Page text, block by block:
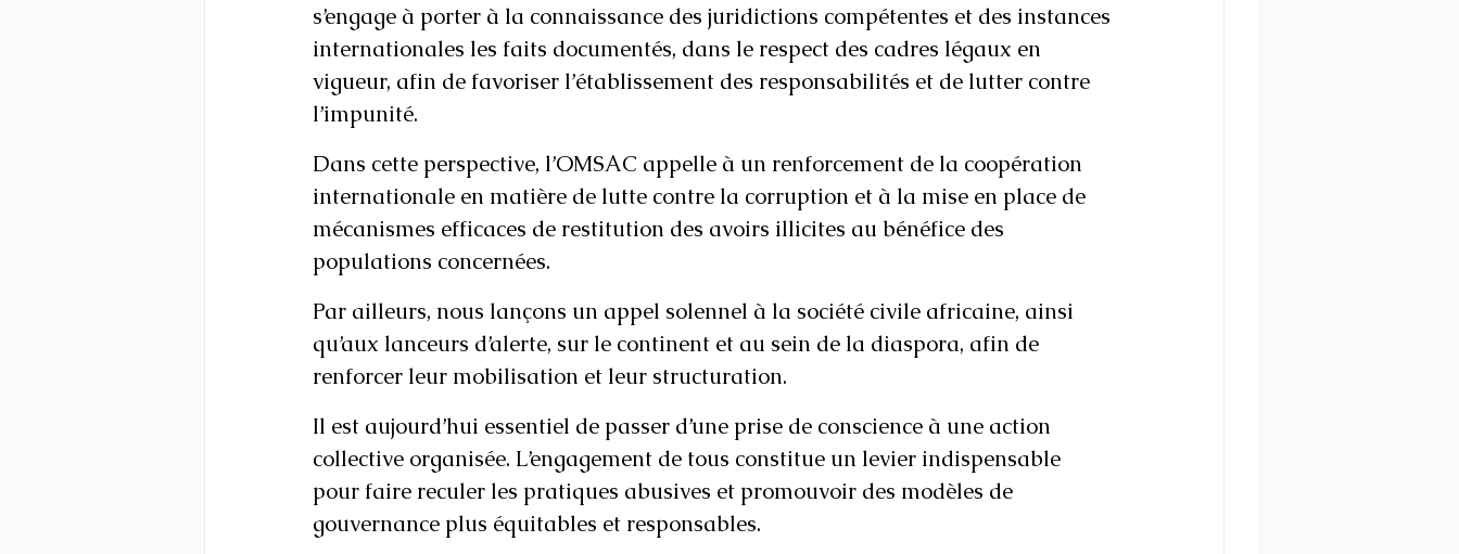
s’engage à porter à la connaissance des juridictions compétentes et des instances
internationales les faits documentés, dans le respect des cadres légaux en
vigueur, afin de favoriser l’établissement des responsabilités et de lutter contre
l’impunité.
Dans cette perspective, l’OMSAC appelle à un renforcement de la coopération
internationale en matière de lutte contre la corruption et à la mise en place de
mécanismes efficaces de restitution des avoirs illicites au bénéfice des
populations concernées.
Par ailleurs, nous lançons un appel solennel à la société civile africaine, ainsi
qu’aux lanceurs d’alerte, sur le continent et au sein de la diaspora, afin de
renforcer leur mobilisation et leur structuration.
Il est aujourd’hui essentiel de passer d’une prise de conscience à une action
collective organisée. L’engagement de tous constitue un levier indispensable
pour faire reculer les pratiques abusives et promouvoir des modèles de
gouvernance plus équitables et responsables.